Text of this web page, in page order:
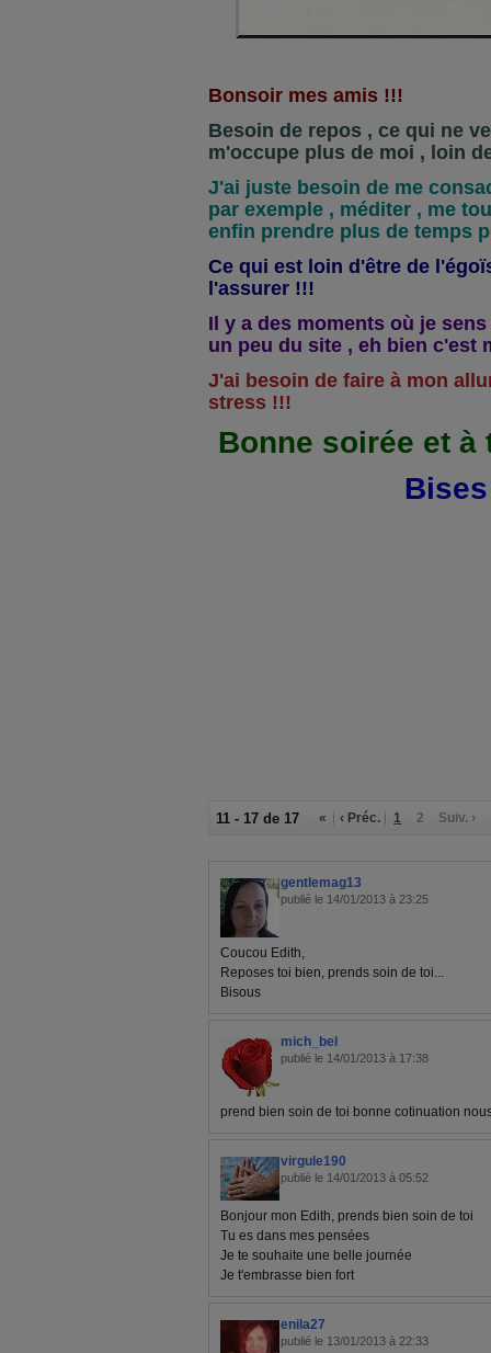
Bonsoir mes amis !!!
Besoin de repos , ce qui ne
m'occupe plus de moi , loin
J'ai juste besoin de me
par exemple , méditer , me
enfin prendre plus de temps
Ce qui est loin d'être de
l'assurer !!!
Il y a des moments où je
un peu du site , eh bien c'est
J'ai besoin de faire à mon
stress !!!
Bonne soirée et
11 - 17 de 17 « ‹ Préc. 1 2 Suiv. ›
gentlemag13
publié le 14/01/2013 à 23:25
Coucou Edith,
Reposes toi bien, prends soin de toi...
Bisous
mich_bel
publié le 14/01/2013 à 17:38
prend bien soin de toi bonne cotinuation
virgule190
publié le 14/01/2013 à 05:52
Bonjour mon Edith, prends bien soin de toi
Tu es dans mes pensées
Je te souhaite une belle journée
Je t'embrasse bien fort
enila27
publié le 13/01/2013 à 22:33